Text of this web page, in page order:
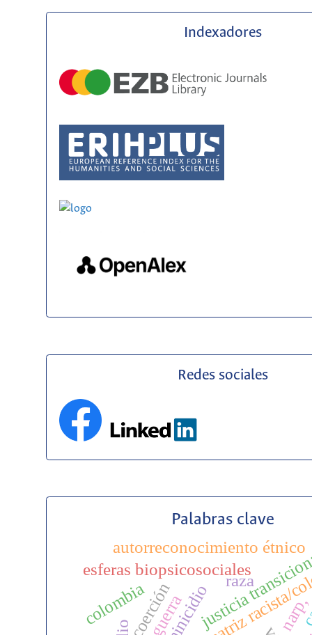
Indexadores
Redes sociales
Palabras clave
guerra matriz
justicia
autorreconocimiento étnico
esferas biopsicosociales
narp,
colombia raza
coerción